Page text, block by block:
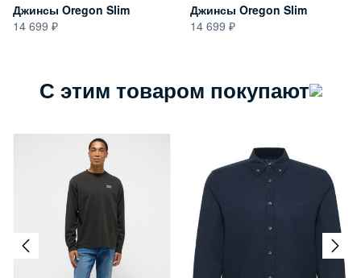
Джинсы Oregon Slim
14 699
Джинсы Oregon Slim
14 699
С этим товаром покупают